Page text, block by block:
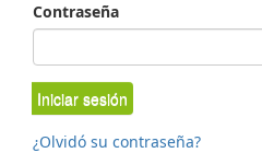
Contraseña
Iniciar sesión
¿Olvidó su contraseña?